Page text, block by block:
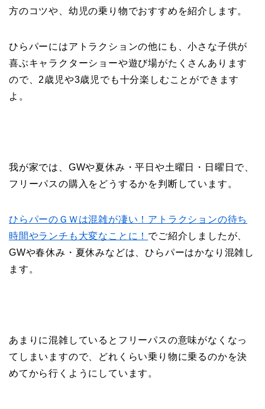
方のコツや、幼児の乗り物でおすすめを紹介します。
ひらパーにはアトラクションの他にも、小さな子供が
喜ぶキャラクターショーや遊び場がたくさんあります
ので、2歳児や3歳児でも十分楽しむことができます
よ。
我が家では、GWや夏休み・平日や土曜日・日曜日で、
フリーパスの購入をどうするかを判断しています。
ひらパーのＧＷは混雑が凄い！アトラクションの待ち
時間やランチも大変なことに！ でご紹介しましたが、
GWや春休み・夏休みなどは、ひらパーはかなり混雑し
ます。
あまりに混雑しているとフリーパスの意味がなくなっ
てしまいますので、どれくらい乗り物に乗るのかを決
めてから行くようにしています。